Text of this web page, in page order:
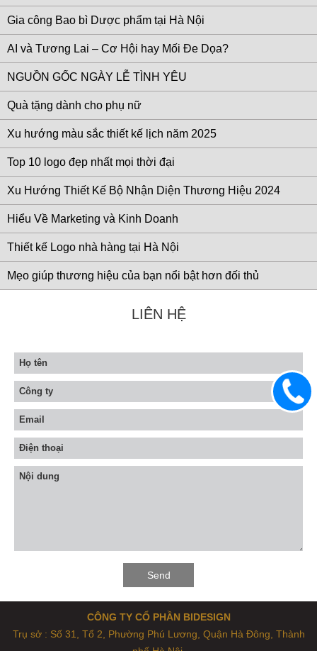
Gia công Bao bì Dược phẩm tại Hà Nội
AI và Tương Lai – Cơ Hội hay Mối Đe Dọa?
NGUỒN GỐC NGÀY LỄ TÌNH YÊU
Quà tặng dành cho phụ nữ
Xu hướng màu sắc thiết kế lịch năm 2025
Top 10 logo đẹp nhất mọi thời đại
Xu Hướng Thiết Kế Bộ Nhận Diện Thương Hiệu 2024
Hiểu Về Marketing và Kinh Doanh
Thiết kế Logo nhà hàng tại Hà Nội
Mẹo giúp thương hiệu của bạn nổi bật hơn đối thủ
LIÊN HỆ
CÔNG TY CỔ PHẦN BIDESIGN
Trụ sở : Số 31, Tổ 2, Phường Phú Lương, Quận Hà Đông, Thành
0983
633
906